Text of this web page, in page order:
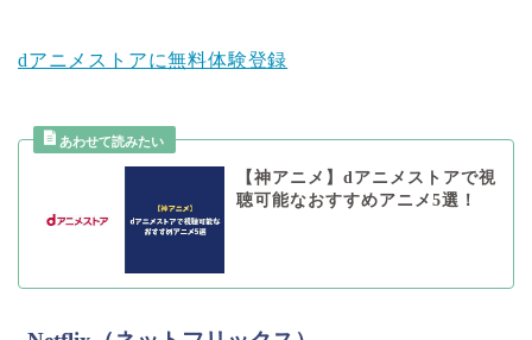
dアニメストアに無料体験登録
【神アニメ】dアニメストアで視
聴可能なおすすめアニメ5選！